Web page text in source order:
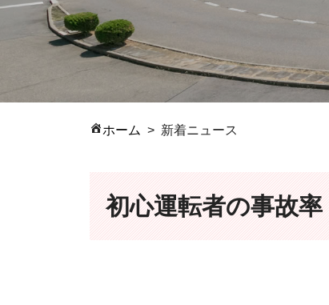
ホーム 新着ニュース
初心運転者の事故